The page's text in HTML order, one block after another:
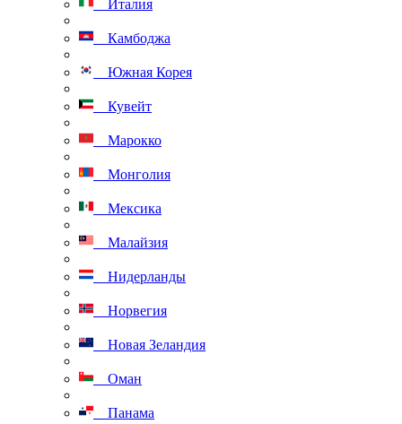
Италия
Камбоджа
Южная Корея
Кувейт
Марокко
Монголия
Мексика
Малайзия
Нидерланды
Норвегия
Новая Зеландия
Оман
Панама